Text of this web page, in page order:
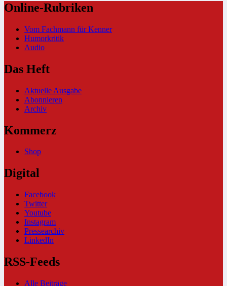
Online-Rubriken
Vom Fachmann für Kenner
Humorkritik
Audio
Das Heft
Aktuelle Ausgabe
Abonnieren
Archiv
Kommerz
Shop
Digital
Facebook
Twitter
Youtube
Instagram
Pressearchiv
LinkedIn
RSS-Feeds
Alle Beiträge